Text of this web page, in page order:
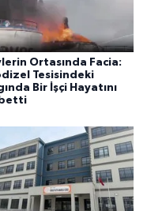
Ortasında Facia:
Tesisindeki
Bir İşçi Hayatını